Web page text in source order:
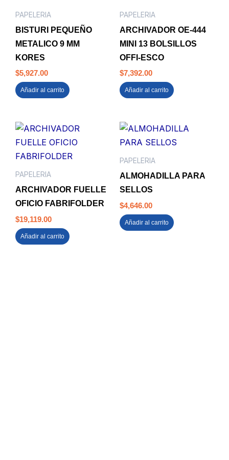
PAPELERIA
BISTURI PEQUEÑO
METALICO 9 MM
KORES
$5,927.00
Añadir al carrito
PAPELERIA
ARCHIVADOR OE-444
MINI 13 BOLSILLOS
OFFI-ESCO
$7,392.00
Añadir al carrito
PAPELERIA
ARCHIVADOR FUELLE
OFICIO FABRIFOLDER
$19,119.00
Añadir al carrito
PAPELERIA
ALMOHADILLA PARA
SELLOS
$4,646.00
Añadir al carrito